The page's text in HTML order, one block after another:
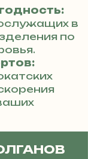
в
по